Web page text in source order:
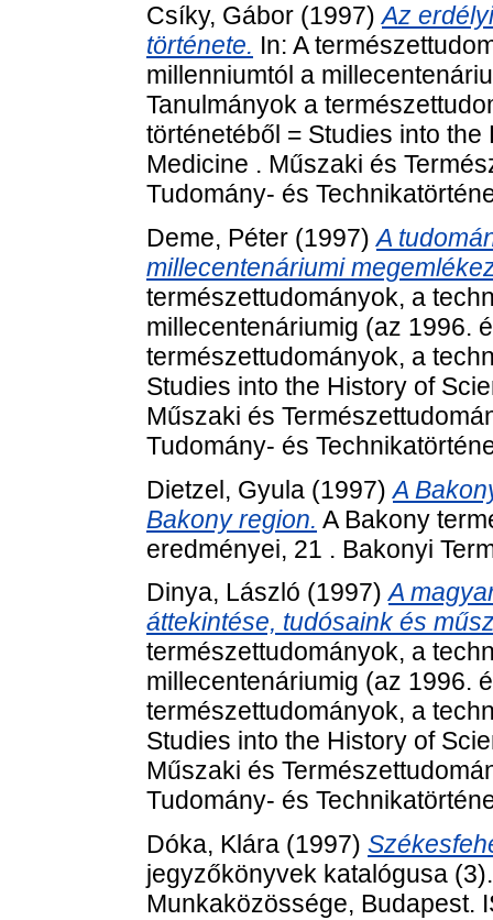
Csíky, Gábor (1997)Az
története. In: A
millenniumtól a
Tanulmányok a
történetéből = Studies into
Medicine . Műszaki és
Tudomány- és
Deme, Péter (1997)A
millecentenáriumi
természettudományok, a
millecentenáriumig (az 1996.
természettudományok, a
Studies into the History of
Műszaki és
Tudomány- és
Dietzel, Gyula (1997)A
Bakony region. A Bakony
eredményei, 21 . Bakonyi
Dinya, László (1997)A
áttekintése, tudósaink és
természettudományok, a
millecentenáriumig (az 1996.
természettudományok, a
Studies into the History of
Műszaki és
Tudomány- és
Dóka, Klára (1997)
jegyzőkönyvek katalógusa
Munkaközössége, Budapest.